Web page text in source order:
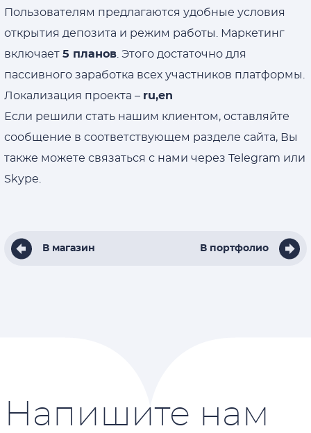
Пользователям предлагаются удобные условия
открытия депозита и режим работы. Маркетинг
включает 5 планов . Этого достаточно для
пассивного заработка всех участников платформы.
Локализация проекта – ru,en
Если решили стать нашим клиентом, оставляйте
сообщение в соответствующем разделе сайта, Вы
также можете связаться с нами через Telegram или
Skype.
В магазин В портфолио
Напишите нам